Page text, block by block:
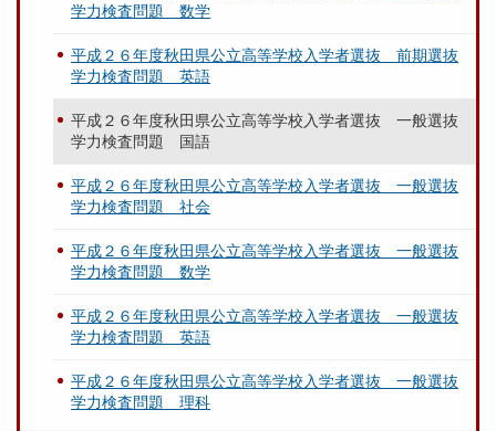
学力検査問題 数学
平成２６年度秋田県公立高等学校入学者選抜 前期選抜
学力検査問題 英語
平成２６年度秋田県公立高等学校入学者選抜 一般選抜
学力検査問題 国語
平成２６年度秋田県公立高等学校入学者選抜 一般選抜
学力検査問題 社会
平成２６年度秋田県公立高等学校入学者選抜 一般選抜
学力検査問題 数学
平成２６年度秋田県公立高等学校入学者選抜 一般選抜
学力検査問題 英語
平成２６年度秋田県公立高等学校入学者選抜 一般選抜
学力検査問題 理科